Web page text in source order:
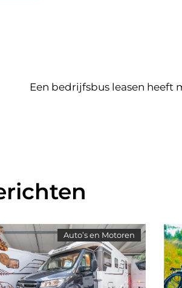
Een bedrijfsbus leasen heeft
Auto’s en Motoren